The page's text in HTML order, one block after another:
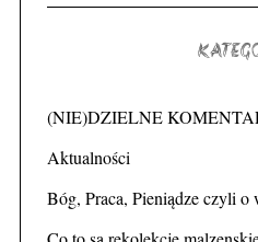
(NIE)DZIELNE
Aktualności
Bóg, Praca, Pieniądze czyli o